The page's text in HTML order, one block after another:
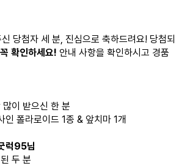
당첨자 세 분, 진심으로 축하드려요! 당첨되
확인하세요! 안내 사항을 확인하시고 경품
이 받으신 한 분
인 폴라로이드 1종 & 앞치마 1개
럭95님
두 분